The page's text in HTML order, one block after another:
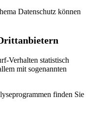
Datenschutz können
Verhalten statistisch
mit sogenannten
finden Sie